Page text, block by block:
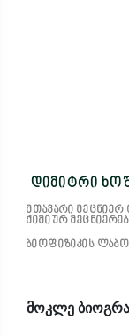
დიმიტრი
მთავარი
ქიმიურ
ბიოფიზიკის
მოკლე